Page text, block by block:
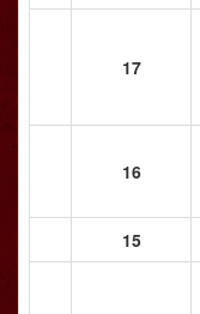
17
16
15